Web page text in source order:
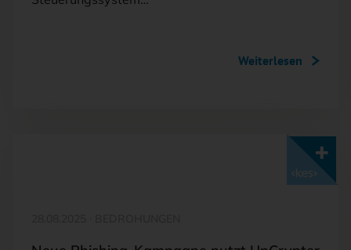
Weiterlesen